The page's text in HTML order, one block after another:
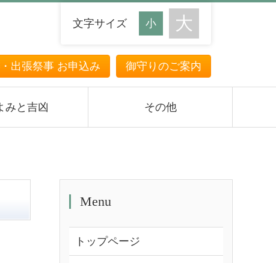
出張祭事 お申込み 御守りのご案内
文字サイズ
みと吉凶 その他
Menu
トップページ